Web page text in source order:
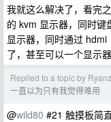
我就这么解决了，看完
的 kvm 显示器，同时键
显示器，同时通过
了，甚至可以一个显示
Replied to a topic by
一直以为只有我觉得难用
@wild80 #21 触摸板简